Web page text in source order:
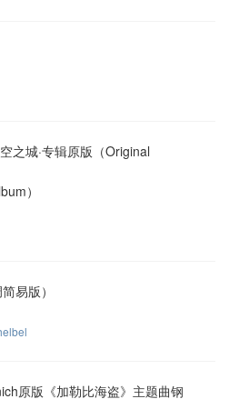
之城·专辑原版（Original
）
易版）
原版《加勒比海盗》主题曲钢